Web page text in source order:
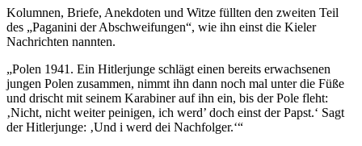
Kolumnen, Briefe, Anekdoten und Witze füllten den zweiten Teil
des „Paganini der Abschweifungen“, wie ihn einst die Kieler
Nachrichten nannten.
„Polen 1941. Ein Hitlerjunge schlägt einen bereits erwachsenen
jungen Polen zusammen, nimmt ihn dann noch mal unter die Füße
und drischt mit seinem Karabiner auf ihn ein, bis der Pole fleht:
‚Nicht, nicht weiter peinigen, ich werd’ doch einst der Papst.‘ Sagt
der Hitlerjunge: ‚Und i werd dei Nachfolger.‘“